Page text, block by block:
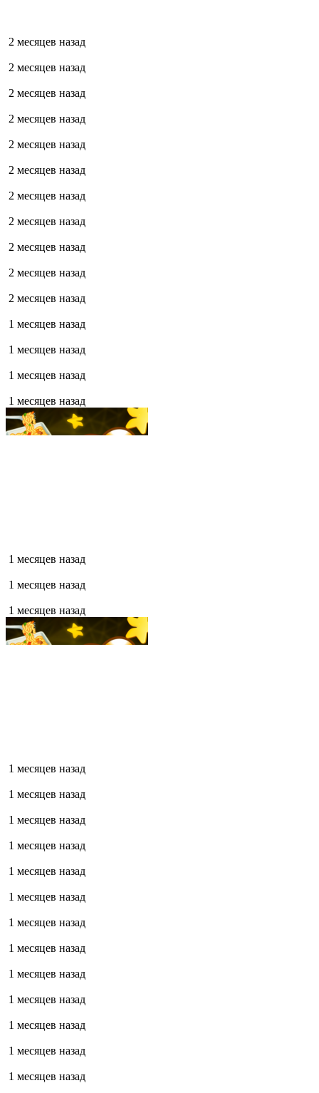
2 месяцев назад
2 месяцев назад
2 месяцев назад
2 месяцев назад
2 месяцев назад
2 месяцев назад
2 месяцев назад
2 месяцев назад
2 месяцев назад
2 месяцев назад
2 месяцев назад
1 месяцев назад
1 месяцев назад
1 месяцев назад
1 месяцев назад
1 месяцев назад
1 месяцев назад
1 месяцев назад
1 месяцев назад
1 месяцев назад
1 месяцев назад
1 месяцев назад
1 месяцев назад
1 месяцев назад
1 месяцев назад
1 месяцев назад
1 месяцев назад
1 месяцев назад
1 месяцев назад
1 месяцев назад
1 месяцев назад